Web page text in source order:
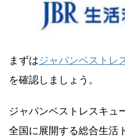
まずはジャパンベストレ
を確認しましょう。
ジャパンベストレスキュ
全国に展開する総合生活